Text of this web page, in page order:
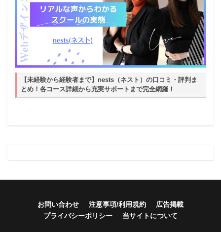
【未経験から経験者まで】nests（ネスト）の口コミ・評判ま
とめ！各コース詳細から充実サポートまで完全網羅！
お問い合わせ 注意事項/利用規約
広告掲載
プライバシーポリシー
当サイトについて